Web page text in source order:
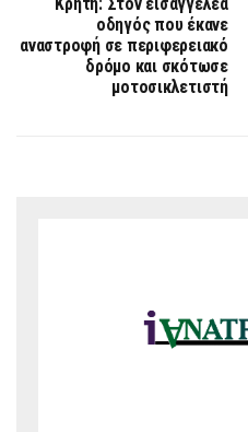
οδηγός που έκανε
αναστροφή σε περιφερειακό
δρόμο και σκότωσε
μοτοσικλετιστή